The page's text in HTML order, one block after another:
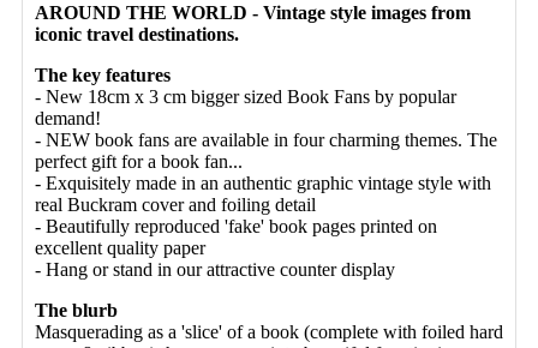
AROUND THE WORLD - Vintage style images from
iconic travel destinations.
The key features
- New 18cm x 3 cm bigger sized Book Fans by popular
demand!
- NEW book fans are available in four charming themes. The
perfect gift for a book fan...
- Exquisitely made in an authentic graphic vintage style with
real Buckram cover and foiling detail
- Beautifully reproduced 'fake' book pages printed on
excellent quality paper
- Hang or stand in our attractive counter display
The blurb
Masquerading as a 'slice' of a book (complete with foiled hard